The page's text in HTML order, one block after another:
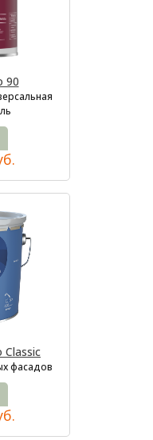
90
Classic
фасадов